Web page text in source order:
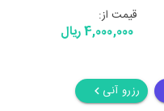
قیمت از:
4,000,000 ریال
رزرو آنی